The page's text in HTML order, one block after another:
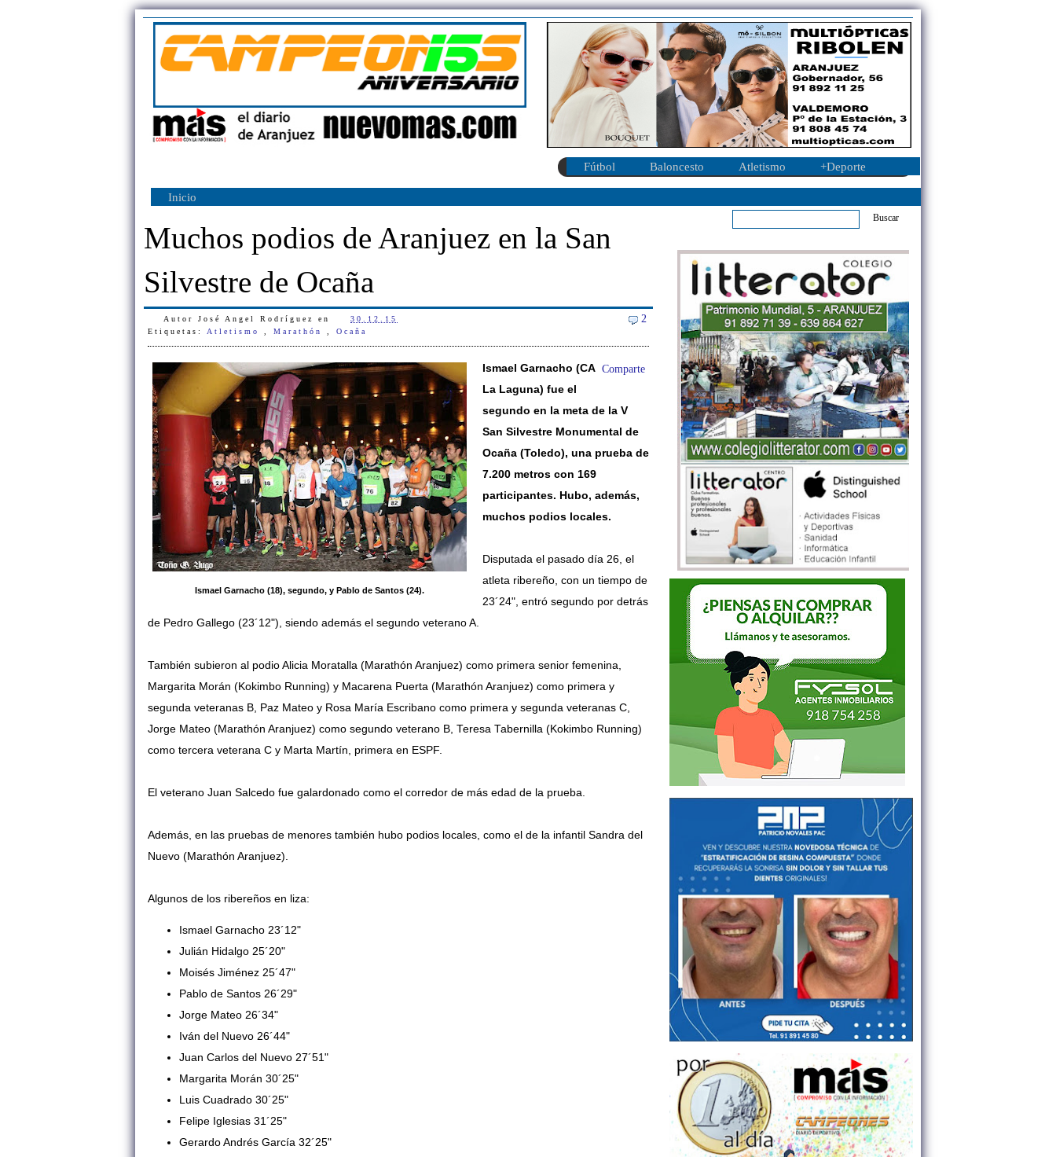
Fútbol Baloncesto Atletismo +Deporte
Inicio
Muchos podios de Aranjuez en la San
Silvestre de Ocaña
Autor José Angel Rodríguez en 30.12.15 2
Etiquetas: Atletismo Marathón Ocaña
Comparte
Ismael Garnacho (18), segundo, y Pablo de Santos (24).
Ismael Garnacho (CA
La Laguna) fue el
segundo en la meta de la V
San Silvestre Monumental de
Ocaña (Toledo), una prueba de
7.200 metros con 169
participantes. Hubo, además,
muchos podios locales.
Disputada el pasado día 26, el
atleta ribereño, con un tiempo de
23´24", entró segundo por detrás
de Pedro Gallego (23´12"), siendo además el segundo veterano A.
También subieron al podio Alicia Moratalla (Marathón Aranjuez) como primera senior femenina,
Margarita Morán (Kokimbo Running) y Macarena Puerta (Marathón Aranjuez) como primera y
segunda veteranas B, Paz Mateo y Rosa María Escribano como primera y segunda veteranas C,
Jorge Mateo (Marathón Aranjuez) como segundo veterano B, Teresa Tabernilla (Kokimbo Running)
como tercera veterana C y Marta Martín, primera en ESPF.
El veterano Juan Salcedo fue galardonado como el corredor de más edad de la prueba.
Además, en las pruebas de menores también hubo podios locales, como el de la infantil Sandra del
Nuevo (Marathón Aranjuez).
Algunos de los ribereños en liza:
Ismael Garnacho 23´12"
Julián Hidalgo 25´20"
Moisés Jiménez 25´47"
Pablo de Santos 26´29"
Jorge Mateo 26´34"
Iván del Nuevo 26´44"
Juan Carlos del Nuevo 27´51"
Margarita Morán 30´25"
Luis Cuadrado 30´25"
Felipe Iglesias 31´25"
Gerardo Andrés García 32´25"